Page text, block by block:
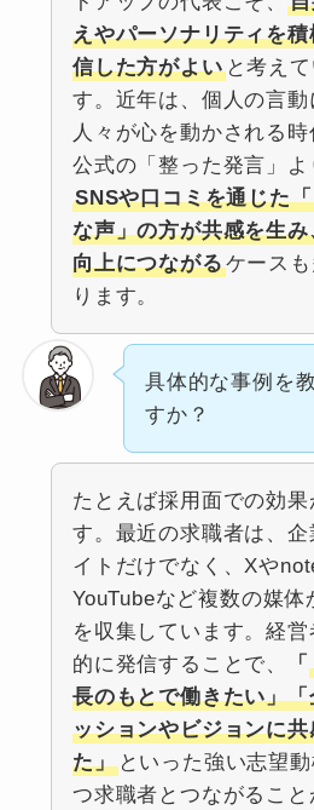
えやパーソナリティを
信した方がよいと考えて
す。近年は、個人の言動
人々が心を動かされる時
公式の「整った発言」よ
SNSや口コミを通じた
な声」の方が共感を生
向上につながるケース
ります。
具体的な事例を
すか？
たとえば採用面での効果
す。最近の求職者は、企
イトだけでなく、Xや
YouTubeなど複数の媒体
を収集しています。経
的に発信することで、
「
長のもとで働きたい」
ッションやビジョンに共
た」といった強い志望
つ求職者とつながること